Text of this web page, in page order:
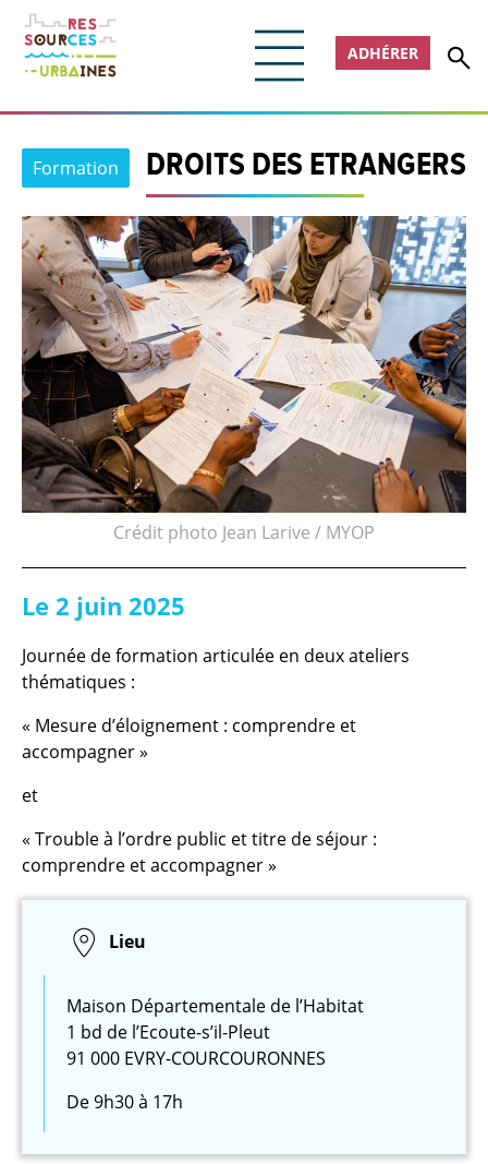
ADHÉRER
Formation DROITS DES ETRANGERS
Crédit photo Jean Larive / MYOP
Le 2 juin 2025
Journée de formation articulée en deux ateliers
thématiques :
« Mesure d’éloignement : comprendre et
accompagner »
et
« Trouble à l’ordre public et titre de séjour :
comprendre et accompagner »
Lieu
Maison Départementale de l’Habitat
1 bd de l’Ecoute-s’il-Pleut
91 000 EVRY-COURCOURONNES
De 9h30 à 17h